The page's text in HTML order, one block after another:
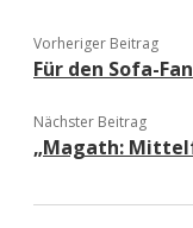
Vorheriger Beitrag
Für den Sofa-Fan
Nächster Beitrag
„Magath: